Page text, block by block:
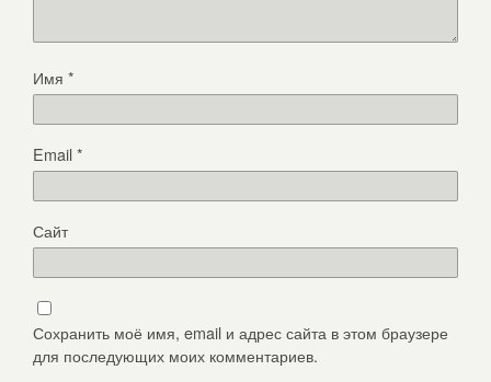
Имя *
Email*
Сайт
Сохранить моё имя, email и адрес сайта в этом браузере
для последующих моих комментариев.